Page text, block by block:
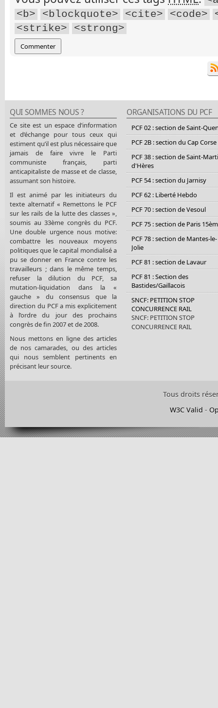
<b>
<blockquote> <cite> <code>
<strike>
<strong>
QUI SOMMES NOUS ?
Ce site est un espace d’information
et d’échange pour tous ceux qui
estiment qu’il est plus nécessaire que
jamais de faire vivre le Parti
communiste français, parti
anticapitaliste de masse et de classe,
assumant son histoire.
Il est animé par les initiateurs du
texte alternatif « Remettons le PCF
sur les rails de la lutte des classes »,
soumis au 33ème congrès du PCF.
Une double urgence nous motive:
combattre les nouveaux moyens
politiques que le capital mondialisé a
pu se donner en France contre les
travailleurs ; dans le même temps,
refuser la dilution du PCF, sa
mutation-liquidation dans la «
gauche » du consensus que la
direction du PCF a mis explicitement
à l’ordre du jour des prochains
congrès de fin 2007 et de 2008.
Nous mettons en ligne des articles
de nos camarades, ou des articles
qui nous semblent pertinents en
précisant leur source.
ORGANISATIONS DU PCF
PCF 02 : section de Saint-
PCF 2B : section du Cap Corse
PCF 38 : section de Saint-
d'Hères
PCF 54 : section du Jarnisy
PCF 62 : Liberté Hebdo
PCF 70 : section de Vesoul
PCF 75 : section de Paris
PCF 78 : section de Mantes-le-
Jolie
PCF 81 : section de Lavaur
PCF 81 : Section des
Bastides/Gaillacois
SNCF: PETITION STOP
CONCURRENCE RAIL
SNCF: PETITION STOP
CONCURRENCE RAIL
Tous droits
W3C Valid -